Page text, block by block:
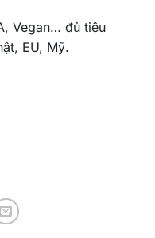
Vegan… đủ tiêu
EU, Mỹ.